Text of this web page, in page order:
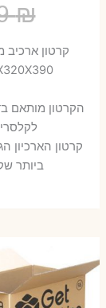
₪
קרטון ארכיב
הקרטון מותאם
קרטון הארכיון
ביותר